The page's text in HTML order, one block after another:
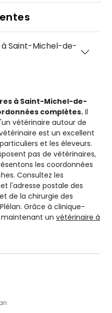
à Saint-Michel-de-
à Saint-Michel-de-
complètes. Il
vétérinaire autour de
est un excellent
et les éleveurs.
pas de vétérinaires,
les coordonnées
Consultez les
l'adresse postale des
de la chirurgie des
Grâce à clinique-
un vétérinaire à